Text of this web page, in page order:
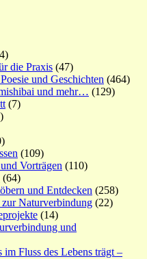
die Praxis (47)
und Geschichten (464)
und mehr… (129)
(7)
(109)
Vorträgen (110)
(64)
und Entdecken (258)
Naturverbindung (22)
(14)
und
im Fluss des Lebens trägt –